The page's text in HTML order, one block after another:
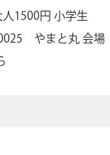
1500円 小学生
やまと丸 会場